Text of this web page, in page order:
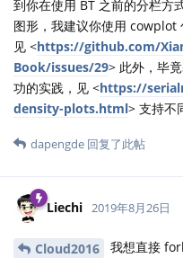
到你在使用 BT 之前的分栏方
图形，我建议你使用 cowplot
见 <https://github.com/
Book/issues/29> 此外，毕
功的实践，见 <https://
density-plots.html> 支持不
dapengde 回复了此帖
Liechi 2019年8月26日
Cloud2016
我想直接